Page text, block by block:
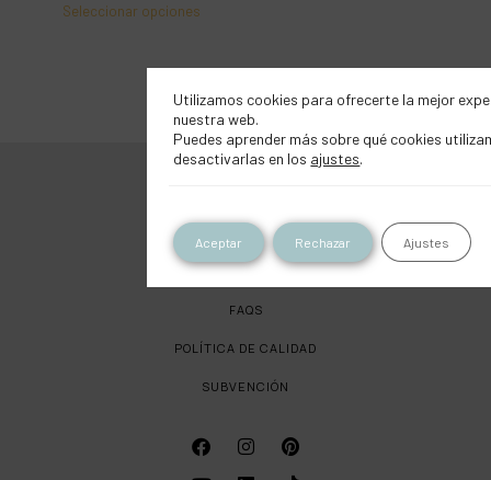
Seleccionar opciones
CONTACTO
TRABAJA CON NOSOTROS
FAQS
POLÍTICA DE CALIDAD
SUBVENCIÓN
Utilizamos cookies para ofrecerte la mejor
nuestra web.
Puedes aprender más sobre qué cookies
desactivarlas en los ajustes.
Aceptar Rechazar Ajustes